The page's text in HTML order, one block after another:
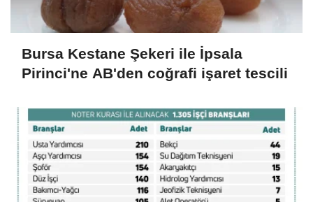
Bursa Kestane Şekeri ile İpsala
Pirinci'ne AB'den coğrafi işaret tescili